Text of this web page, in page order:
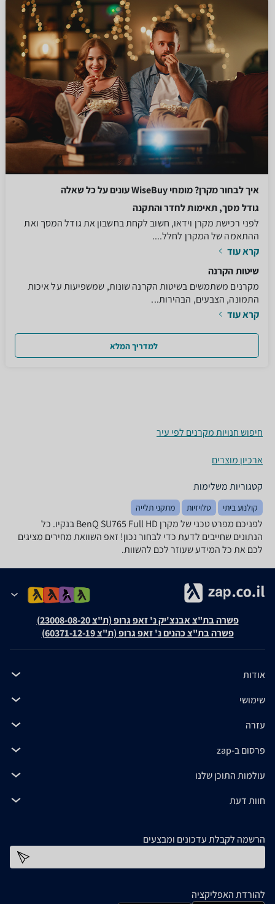
איך לבחור מקרן? מומחי WiseBuy עונים על כל שאלה
גודל מסך, תאימות לחדר והתקנה
לפני רכישת מקרן וידאו, חשוב לקחת בחשבון את גודל המסך ואת
ההתאמה של המקרן לחלל....
קרא עוד
שיטות הקרנה
מקרנים משתמשים בשיטות הקרנה שונות, שמשפיעות על איכות
התמונה, הצבעים, הבהירות...
קרא עוד
למדריך המלא
חיפוש חנויות מקרנים לפי עיר
ארכיון מוצרים
קטגוריות משלימות
קולנוע ביתי טלויזיות מתקני תלייה
לפניכם מפרט טכני של מקרן BenQ SU765 Full HD בנקיו. כל
הנתונים שחייבים לדעת כדי לבחור נכון! זאפ השוואת מחירים מציגים
לכם את כל המידע שעוזר לכם להשוות.
פשרה בת"צ אבנצ'יק נ' זאפ גרופ (ת"צ 23008-08-20)
פשרה בת"צ כהנים נ' זאפ גרופ (ת"צ 60371-12-19)
אודות
שימושי
עזרה
פרסום ב-zap
עולמות התוכן שלנו
חוות דעת
הרשמה לקבלת עדכונים ומבצעים
להורדת האפליקציה